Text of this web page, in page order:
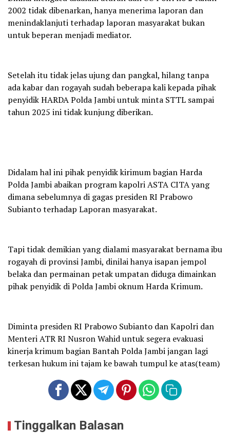
2002 tidak dibenarkan, hanya menerima laporan dan
menindaklanjuti terhadap laporan masyarakat bukan
untuk beperan menjadi mediator.
Setelah itu tidak jelas ujung dan pangkal, hilang tanpa
ada kabar dan rogayah sudah beberapa kali kepada pihak
penyidik HARDA Polda Jambi untuk minta STTL sampai
tahun 2025 ini tidak kunjung diberikan.
Didalam hal ini pihak penyidik kirimum bagian Harda
Polda Jambi abaikan program kapolri ASTA CITA yang
dimana sebelumnya di gagas presiden RI Prabowo
Subianto terhadap Laporan masyarakat.
Tapi tidak demikian yang dialami masyarakat bernama ibu
rogayah di provinsi Jambi, dinilai hanya isapan jempol
belaka dan permainan petak umpatan diduga dimainkan
pihak penyidik di Polda Jambi oknum Harda Krimum.
Diminta presiden RI Prabowo Subianto dan Kapolri dan
Menteri ATR RI Nusron Wahid untuk segera evakuasi
kinerja krimum bagian Bantah Polda Jambi jangan lagi
terkesan hukum ini tajam ke bawah tumpul ke atas(team)
Tinggalkan Balasan